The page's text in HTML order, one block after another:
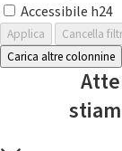
Accessibile h24
Applica
Cancella
Carica altre colonnine